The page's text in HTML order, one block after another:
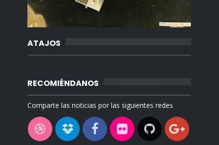
ATAJOS
RECOMIÉNDANOS
Comparte las noticias por las siguientes redes